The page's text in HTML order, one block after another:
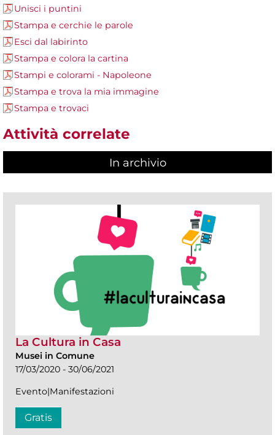
Unisci i puntini
Stampa e cerchie le parole
Esci dal labirinto
Stampa e colora la cartina
Stampi e colorami - Napoleone
Stampa e trova la mia immagine
Stampa e trovaci
Attività correlate
In archivio
La Cultura in Casa
Musei in Comune
17/03/2020 - 30/06/2021
Evento|Manifestazioni
Gratis